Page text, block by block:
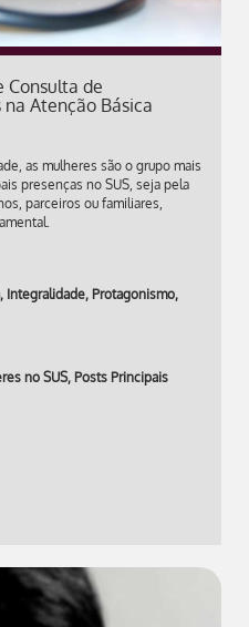
Consulta de
Atenção Básica
as mulheres são o grupo mais
presenças no SUS, seja pela
parceiros ou familiares,
, Integralidade, Protagonismo,
no SUS, Posts Principais